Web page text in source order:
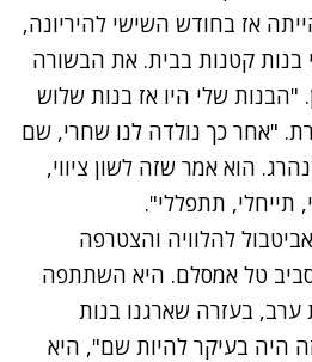
אז בחודש השישי להיריונה,
בנות קטנות בבית. את הבשורה
"הבנות שלי היו אז בנות שלוש
"אחר כך נולדה לנו שחרי, שם
הוא אמר שזה לשון ציווי,
תייחלי, תתפללי".
להלוויה והצטרפה
טל אמסלם. היא השתתפה
ערב, בעזרה שארגנו בנות
היה בעיקר להיות שם", היא